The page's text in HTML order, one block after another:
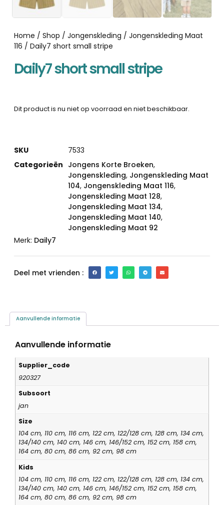
Home / Shop / Jongenskleding / Jongenskleding Maat
116 / Daily7 short small stripe
Daily7 short small stripe
Dit product is nu niet op voorraad en niet beschikbaar.
SKU
7533
Categorieën Jongens Korte Broeken,
Jongenskleding, Jongenskleding Maat
104, Jongenskleding Maat 116,
Jongenskleding Maat 128,
Jongenskleding Maat 134,
Jongenskleding Maat 140,
Jongenskleding Maat 92
Merk: Daily7
Deel met vrienden :
Aanvullende informatie
Aanvullende informatie
Supplier_code
920327
Subsoort
jan
Size
104 cm, 110 cm, 116 cm, 122 cm, 122/128 cm, 128 cm, 134 cm,
134/140 cm, 140 cm, 146 cm, 146/152 cm, 152 cm, 158 cm,
164 cm, 80 cm, 86 cm, 92 cm, 98 cm
Kids
104 cm, 110 cm, 116 cm, 122 cm, 122/128 cm, 128 cm, 134 cm,
134/140 cm, 140 cm, 146 cm, 146/152 cm, 152 cm, 158 cm,
164 cm, 80 cm, 86 cm, 92 cm, 98 cm